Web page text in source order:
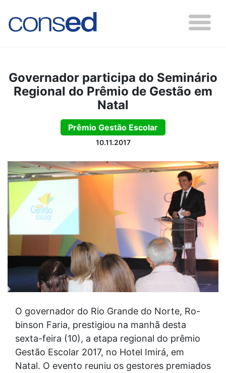
Governador participa do Seminário
Regional do Prêmio de Gestão em
Natal
Prêmio Gestão Escolar
10.11.2017
O governador do Rio Grande do Norte, Ro-
binson Faria, prestigiou na manhã desta
sexta-feira (10), a etapa regional do prêmio
Gestão Escolar 2017, no Hotel Imirá, em
Natal. O evento reuniu os gestores premiados